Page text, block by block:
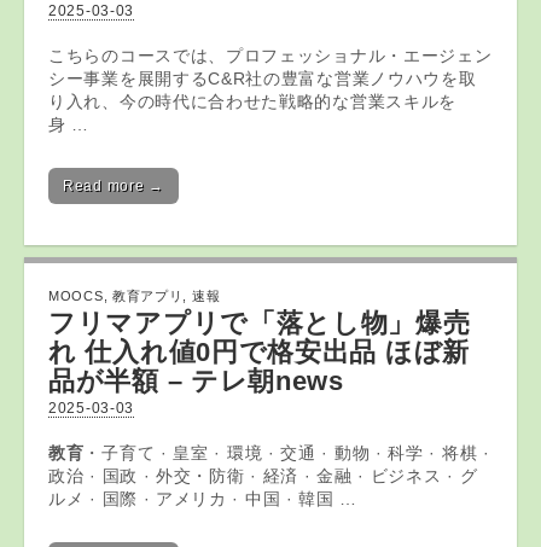
2025-03-03
こちらのコースでは、プロフェッショナル・エージェン
シー事業を展開するC&R社の豊富な営業ノウハウを取
り入れ、今の時代に合わせた戦略的な営業スキルを
身 …
Read more →
MOOCS 教育アプリ 速報
フリマ アプリ で「落とし物」爆売
れ 仕入れ値0円で格安出品 ほぼ新
品が半額 – テレ朝news
2025-03-03
教育 ・子育て · 皇室 · 環境 · 交通 · 動物 · 科学 · 将棋 ·
政治 · 国政 · 外交・防衛 · 経済 · 金融 · ビジネス · グ
ルメ · 国際 · アメリカ · 中国 · 韓国 …